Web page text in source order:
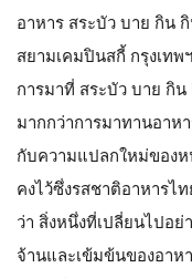
อาหาร สระบัว บาย กิน
สยามเคมปินสกี้ กรุงเท
การมาที่ สระบัว บาย กิ
มากกว่าการมาทานอาห
กับความแปลกใหม่ของ
คงไว้ซึ่งรสชาติอาหารไ
ว่า สิ่งหนึ่งที่เปลี่ยนไปอ
จ้านและเข้มข้นของอาห